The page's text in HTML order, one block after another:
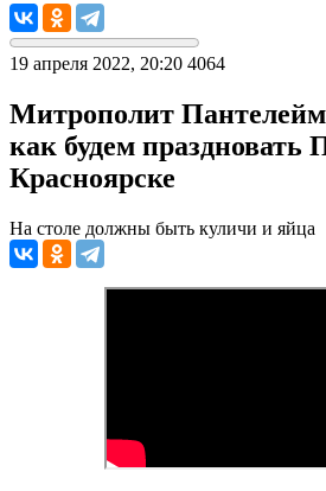
19 апреля 2022, 20:20 4064
Митрополит
как будем праздновать
Красноярске
На столе должны быть куличи и яйца